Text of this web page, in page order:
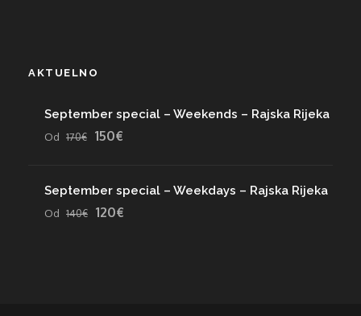
AKTUELNO
September special – Weekends – Rajska Rijeka
Od 170€ 150€
September special – Weekdays – Rajska Rijeka
Od 140€ 120€